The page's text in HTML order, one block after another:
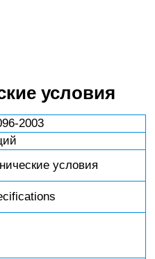
условия
2003
условия